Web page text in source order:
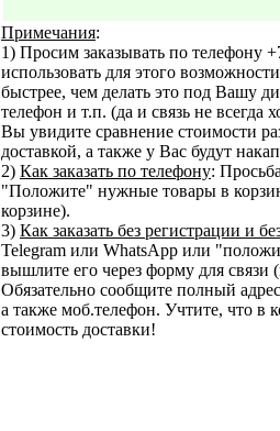
Примечания:
1) Просим заказывать по телефону
использовать для этого
быстрее, чем делать это под Вашу
телефон и т.п. (да и связь не всегда
Вы увидите сравнение стоимости
доставкой, а также у Вас будут
2) Как заказать по телефону:
"Положите" нужные товары в
корзине).
3) Как заказать без регистрации и
Telegram или WhatsApp или
вышлите его через форму для связи
Обязательно сообщите полный
а также моб.телефон. Учтите, что в
стоимость доставки!